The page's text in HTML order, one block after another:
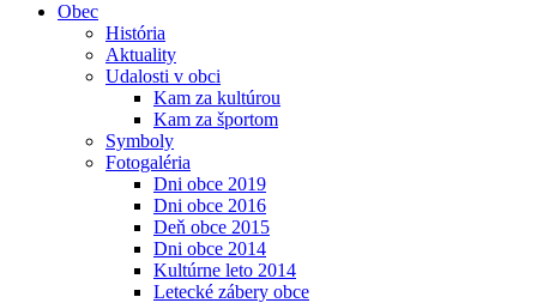
Obec
História
Aktuality
Udalosti v obci
Kam za kultúrou
Kam za športom
Symboly
Fotogaléria
Dni obce 2019
Dni obce 2016
Deň obce 2015
Dni obce 2014
Kultúrne leto 2014
Letecké zábery obce